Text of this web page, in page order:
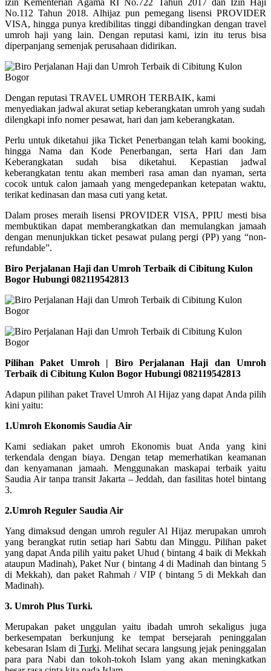
No.112 Tahun 2018. Alhijaz pun pemegang lisensi PROVIDER
VISA, hingga punya kredibilitas tinggi dibandingkan dengan travel
umroh haji yang lain. Dengan reputasi kami, izin itu terus bisa
diperpanjang semenjak perusahaan didirikan.
Dengan reputasi TRAVEL UMROH TERBAIK, kami
menyediakan jadwal akurat setiap keberangkatan umroh yang sudah
dilengkapi info nomer pesawat, hari dan jam keberangkatan.
Perlu untuk diketahui jika Ticket Penerbangan telah kami booking,
hingga Nama dan Kode Penerbangan, serta Hari dan Jam
Keberangkatan sudah bisa diketahui. Kepastian jadwal
keberangkatan tentu akan memberi rasa aman dan nyaman, serta
cocok untuk calon jamaah yang mengedepankan ketepatan waktu,
terikat kedinasan dan masa cuti yang ketat.
Dalam proses meraih lisensi PROVIDER VISA, PPIU mesti bisa
membuktikan dapat memberangkatkan dan memulangkan jamaah
dengan menunjukkan ticket pesawat pulang pergi (PP) yang “non-
refundable”.
Biro Perjalanan Haji dan Umroh Terbaik di Cibitung Kulon
Bogor Hubungi 082119542813
Pilihan Paket Umroh | Biro Perjalanan Haji dan Umroh
Terbaik di Cibitung Kulon Bogor Hubungi 082119542813
Adapun pilihan paket Travel Umroh Al Hijaz yang dapat Anda pilih
kini yaitu:
1.Umroh Ekonomis Saudia Air
Kami sediakan paket umroh Ekonomis buat Anda yang kini
terkendala dengan biaya. Dengan tetap memerhatikan keamanan
dan kenyamanan jamaah. Menggunakan maskapai terbaik yaitu
Saudia Air tanpa transit Jakarta – Jeddah, dan fasilitas hotel bintang
3.
2.Umroh Reguler Saudia Air
Yang dimaksud dengan umroh reguler Al Hijaz merupakan umroh
yang berangkat rutin setiap hari Sabtu dan Minggu. Pilihan paket
yang dapat Anda pilih yaitu paket Uhud ( bintang 4 baik di Mekkah
ataupun Madinah), Paket Nur ( bintang 4 di Madinah dan bintang 5
di Mekkah), dan paket Rahmah / VIP ( bintang 5 di Mekkah dan
Madinah).
3. Umroh Plus Turki.
Merupakan paket unggulan yaitu ibadah umroh sekaligus juga
berkesempatan berkunjung ke tempat bersejarah peninggalan
kebesaran Islam di Turki. Melihat secara langsung jejak peninggalan
para para Nabi dan tokoh-tokoh Islam yang akan meningkatkan